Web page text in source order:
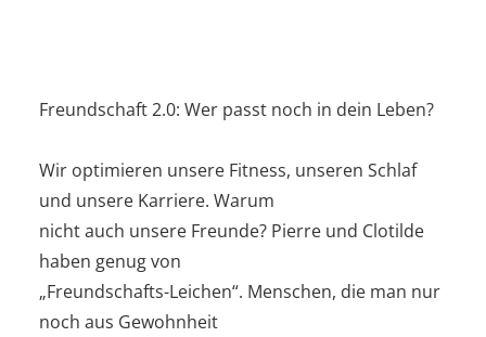
Freundschaft 2.0: Wer passt noch in dein Leben?
Wir optimieren unsere Fitness, unseren Schlaf
und unsere Karriere. Warum
nicht auch unsere Freunde? Pierre und Clotilde
haben genug von
„Freundschafts-Leichen“. Menschen, die man nur
noch aus Gewohnheit